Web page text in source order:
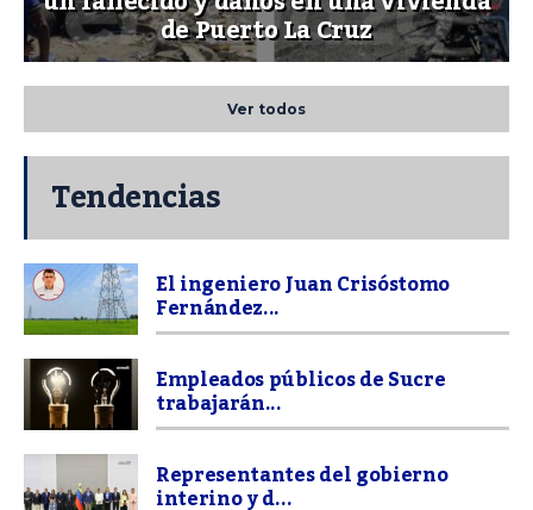
de Puerto La Cruz
Ver todos
Tendencias
El ingeniero Juan Crisóstomo
Fernández...
Empleados públicos de Sucre
trabajarán...
Representantes del gobierno
interino y d...